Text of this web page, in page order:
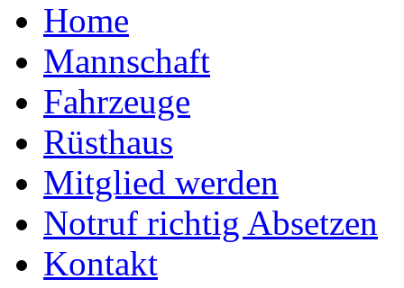
Home
Mannschaft
Fahrzeuge
Rüsthaus
Mitglied werden
Notruf richtig Absetzen
Kontakt